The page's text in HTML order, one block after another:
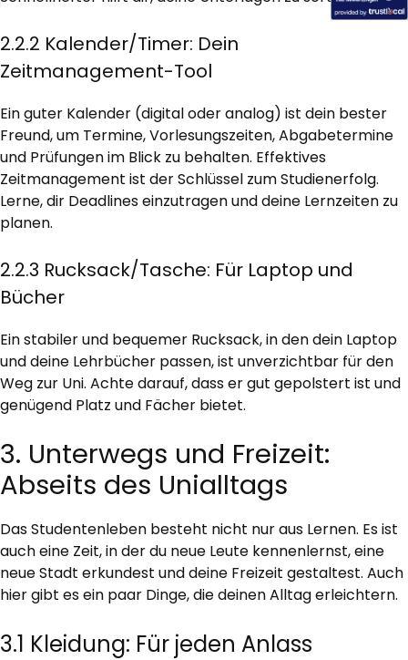
2.2.2 Kalender/Timer: Dein
Zeitmanagement-Tool
Ein guter Kalender (digital oder analog) ist dein bester
Freund, um Termine, Vorlesungszeiten, Abgabetermine
und Prüfungen im Blick zu behalten. Effektives
Zeitmanagement ist der Schlüssel zum Studienerfolg.
Lerne, dir Deadlines einzutragen und deine Lernzeiten zu
planen.
2.2.3 Rucksack/Tasche: Für Laptop und
Bücher
Ein stabiler und bequemer Rucksack, in den dein Laptop
und deine Lehrbücher passen, ist unverzichtbar für den
Weg zur Uni. Achte darauf, dass er gut gepolstert ist und
genügend Platz und Fächer bietet.
3. Unterwegs und Freizeit:
Abseits des Unialltags
Das Studentenleben besteht nicht nur aus Lernen. Es ist
auch eine Zeit, in der du neue Leute kennenlernst, eine
neue Stadt erkundest und deine Freizeit gestaltest. Auch
hier gibt es ein paar Dinge, die deinen Alltag erleichtern.
3.1 Kleidung: Für jeden Anlass